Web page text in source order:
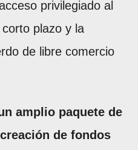
privilegiado al
plazo y la
de libre comercio
amplio paquete de
de fondos